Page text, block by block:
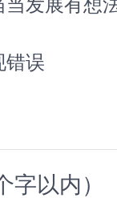
当发展有想
错误
以内）